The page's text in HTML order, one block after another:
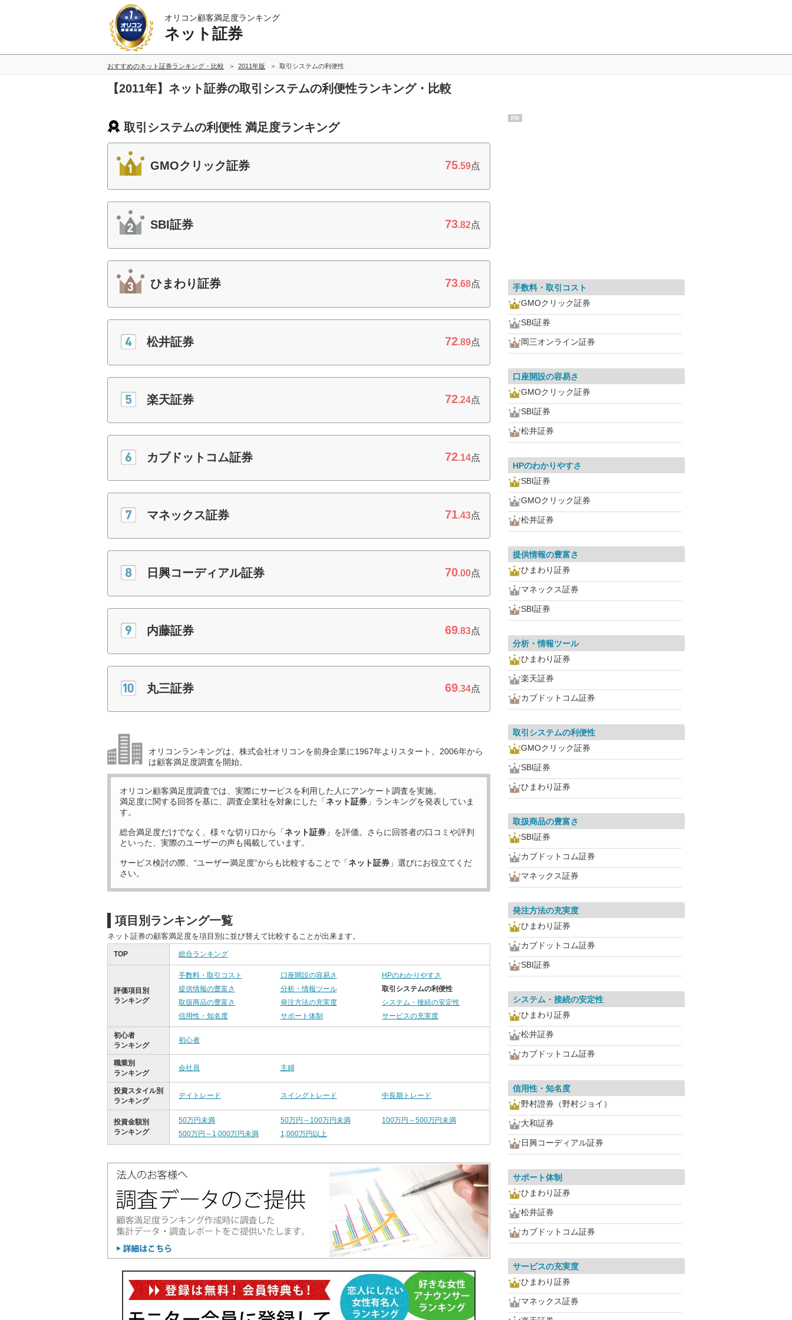
オリコン顧客満足度ランキング
ネット証券
おすすめのネット証券ランキング・比較 2011年版 取引システムの利便性
【2011年】ネット証券の取引システムの利便性ランキング・比較
取引システムの利便性 満足度ランキング
GMOクリック証券 75.59点
SBI証券 73.82点
ひまわり証券 73.68点
松井証券 72.89点
楽天証券 72.24点
カブドットコム証券 72.14点
マネックス証券 71.43点
日興コーディアル証券 70.00点
内藤証券 69.83点
丸三証券 69.34点
オリコンランキングは、株式会社オリコンを前身企業に1967年よりスタート。2006年から
は顧客満足度調査を開始。
オリコン顧客満足度調査では、実際にサービスを利用した 人にアンケート調査を実施。
満足度に関する回答を基に、調査企業社を対象にした「ネット証券 」ランキングを発表していま
す。
総合満足度だけでなく、様々な切り口から「ネット証券 」を評価。さらに回答者の口コミや評判
といった、実際のユーザーの声も掲載しています。
サービス検討の際、“ユーザー満足度”からも比較することで「ネット証券 」選びにお役立てくだ
さい。
項目別ランキング一覧
ネット証券の顧客満足度を項目別に並び替えて比較することが出来ます。
TOP 総合ランキング
評価項目別
ランキング
手数料・取引コスト 口座開設の容易さ
HPのわかりやすさ
提供情報の豊富さ
分析・情報ツール
取引システムの利便性
取扱商品の豊富さ
発注方法の充実度
システム・接続の安定性
信用性・知名度
サポート体制 サービスの充実度
初心者
ランキング
初心者
職業別
ランキング
会社員 主婦
投資スタイル別
ランキング
デイトレード スイングトレード 中長期トレード
投資金額別
ランキング
50万円未満 50万円～100万円未満
100万円～500万円未満
500万円～1,000万円未満
1,000万円以上
PR
手数料・取引コスト
GMOクリック証券
SBI証券
岡三オンライン証券
口座開設の容易さ
GMOクリック証券
SBI証券
松井証券
HPのわかりやすさ
SBI証券
GMOクリック証券
松井証券
提供情報の豊富さ
ひまわり証券
マネックス証券
SBI証券
分析・情報ツール
ひまわり証券
楽天証券
カブドットコム証券
取引システムの利便性
GMOクリック証券
SBI証券
ひまわり証券
取扱商品の豊富さ
SBI証券
カブドットコム証券
マネックス証券
発注方法の充実度
ひまわり証券
カブドットコム証券
SBI証券
システム・接続の安定性
ひまわり証券
松井証券
カブドットコム証券
信用性・知名度
野村證券（野村ジョイ）
大和証券
日興コーディアル証券
サポート体制
ひまわり証券
松井証券
カブドットコム証券
サービスの充実度
ひまわり証券
マネックス証券